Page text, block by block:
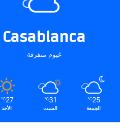
Casablanca
غيوم متفرقة
25
℃
الجمعة
31
℃
السبت
27
℃
الأحد